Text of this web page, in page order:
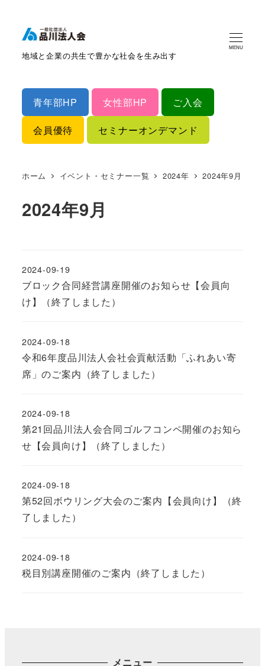
地域と企業の共生で豊かな社会を生み出す
MENU
青年部HP 女性部HP ご入会
会員優待 セミナーオンデマンド
ホーム イベント・セミナー一覧 2024年 2024年9月
2024年9月
ブロック合同経営講座開催のお知らせ【会員向
け】（終了しました）
2024-09-19
令和6年度品川法人会社会貢献活動「ふれあい寄
席」のご案内（終了しました）
2024-09-18
第21回品川法人会合同ゴルフコンペ開催のお知ら
せ【会員向け】（終了しました）
2024-09-18
第52回ボウリング大会のご案内【会員向け】（終
了しました）
2024-09-18
税目別講座開催のご案内（終了しました）
2024-09-18
メニュー